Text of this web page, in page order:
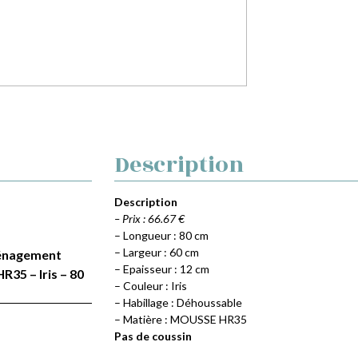
– Iris – 80
Description
Description
– Prix : 66.67 €
– Longueur : 80 cm
– Largeur : 60 cm
– Epaisseur : 12 cm
– Couleur : Iris
– Habillage : Déhoussable
– Matière : MOUSSE HR35
Pas de coussin